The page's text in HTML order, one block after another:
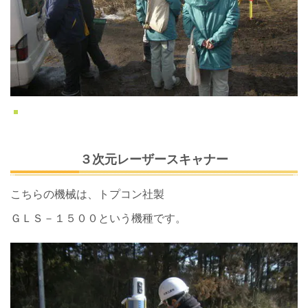
３次元レーザースキャナー
こちらの機械は、トプコン社製
ＧＬＳ－１５００という機種です。